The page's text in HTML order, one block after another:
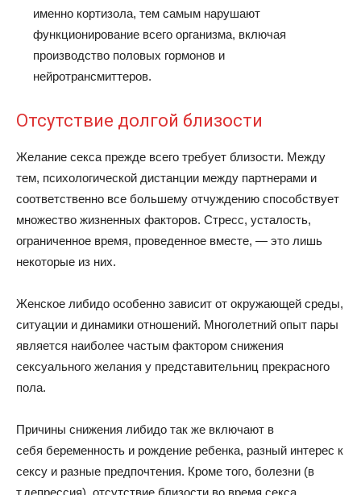
именно кортизола, тем самым нарушают
функционирование всего организма, включая
производство половых гормонов и
нейротрансмиттеров.
Отсутствие долгой близости
Желание секса прежде всего требует близости. Между
тем, психологической дистанции между партнерами и
соответственно все большему отчуждению способствует
множество жизненных факторов. Стресс, усталость,
ограниченное время, проведенное вместе, — это лишь
некоторые из них.
Женское либидо особенно зависит от окружающей среды,
ситуации и динамики отношений. Многолетний опыт пары
является наиболее частым фактором снижения
сексуального желания у представительниц прекрасного
пола.
Причины снижения либидо так же включают в
себя беременность и рождение ребенка, разный интерес к
сексу и разные предпочтения. Кроме того, болезни (в